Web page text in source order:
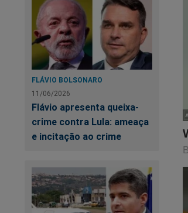
FLÁVIO BOLSONARO
11/06/2026
Flávio apresenta queixa-
crime contra Lula: ameaça
e incitação ao crime